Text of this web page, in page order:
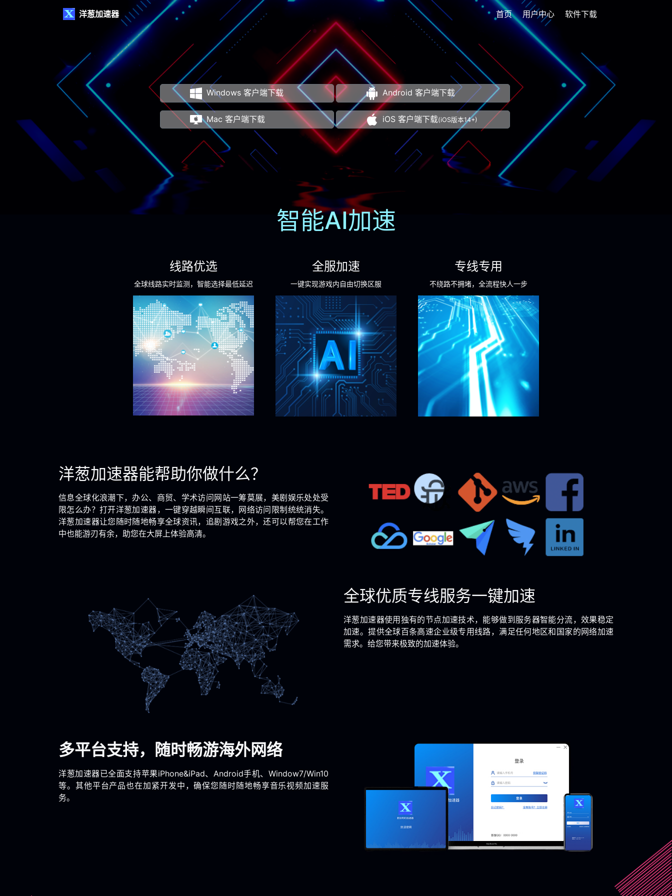
洋葱加速器 首页 用户中心 软件下载
Windows 客户端下载 Android 客户端下载
Mac 客户端下载 iOS 客户端下载(iOS版本14+)
智能AI加速
线路优选
全球线路实时监测，智能选择最低延迟
全服加速
一键实现游戏内自由切换区服
专线专用
不绕路不拥堵，全流程快人一步
洋葱加速器能帮助你做什么？
信息全球化浪潮下，办公、商贸、学术访问网站一筹莫展，美剧娱乐处处受
限怎么办？打开洋葱加速器，一键穿越瞬间互联，网络访问限制统统消失。
洋葱加速器让您随时随地畅享全球资讯，追剧游戏之外，还可以帮您在工作
中也能游刃有余，助您在大屏上体验高清。
全球优质专线服务一键加速
洋葱加速器使用独有的节点加速技术，能够做到服务器智能分流，效果稳定
加速。提供全球百条高速企业级专用线路，满足任何地区和国家的网络加速
需求。给您带来极致的加速体验。
多平台支持，随时畅游海外网络
洋葱加速器已全面支持苹果iPhone&iPad、Android手机、Window7/Win10
等。其他平台产品也在加紧开发中，确保您随时随地畅享音乐视频加速服
务。